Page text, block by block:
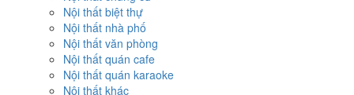
Nội thất biệt thự
Nội thất nhà phố
Nội thất văn phòng
Nội thất quán cafe
Nội thất quán karaoke
Nội thất khác